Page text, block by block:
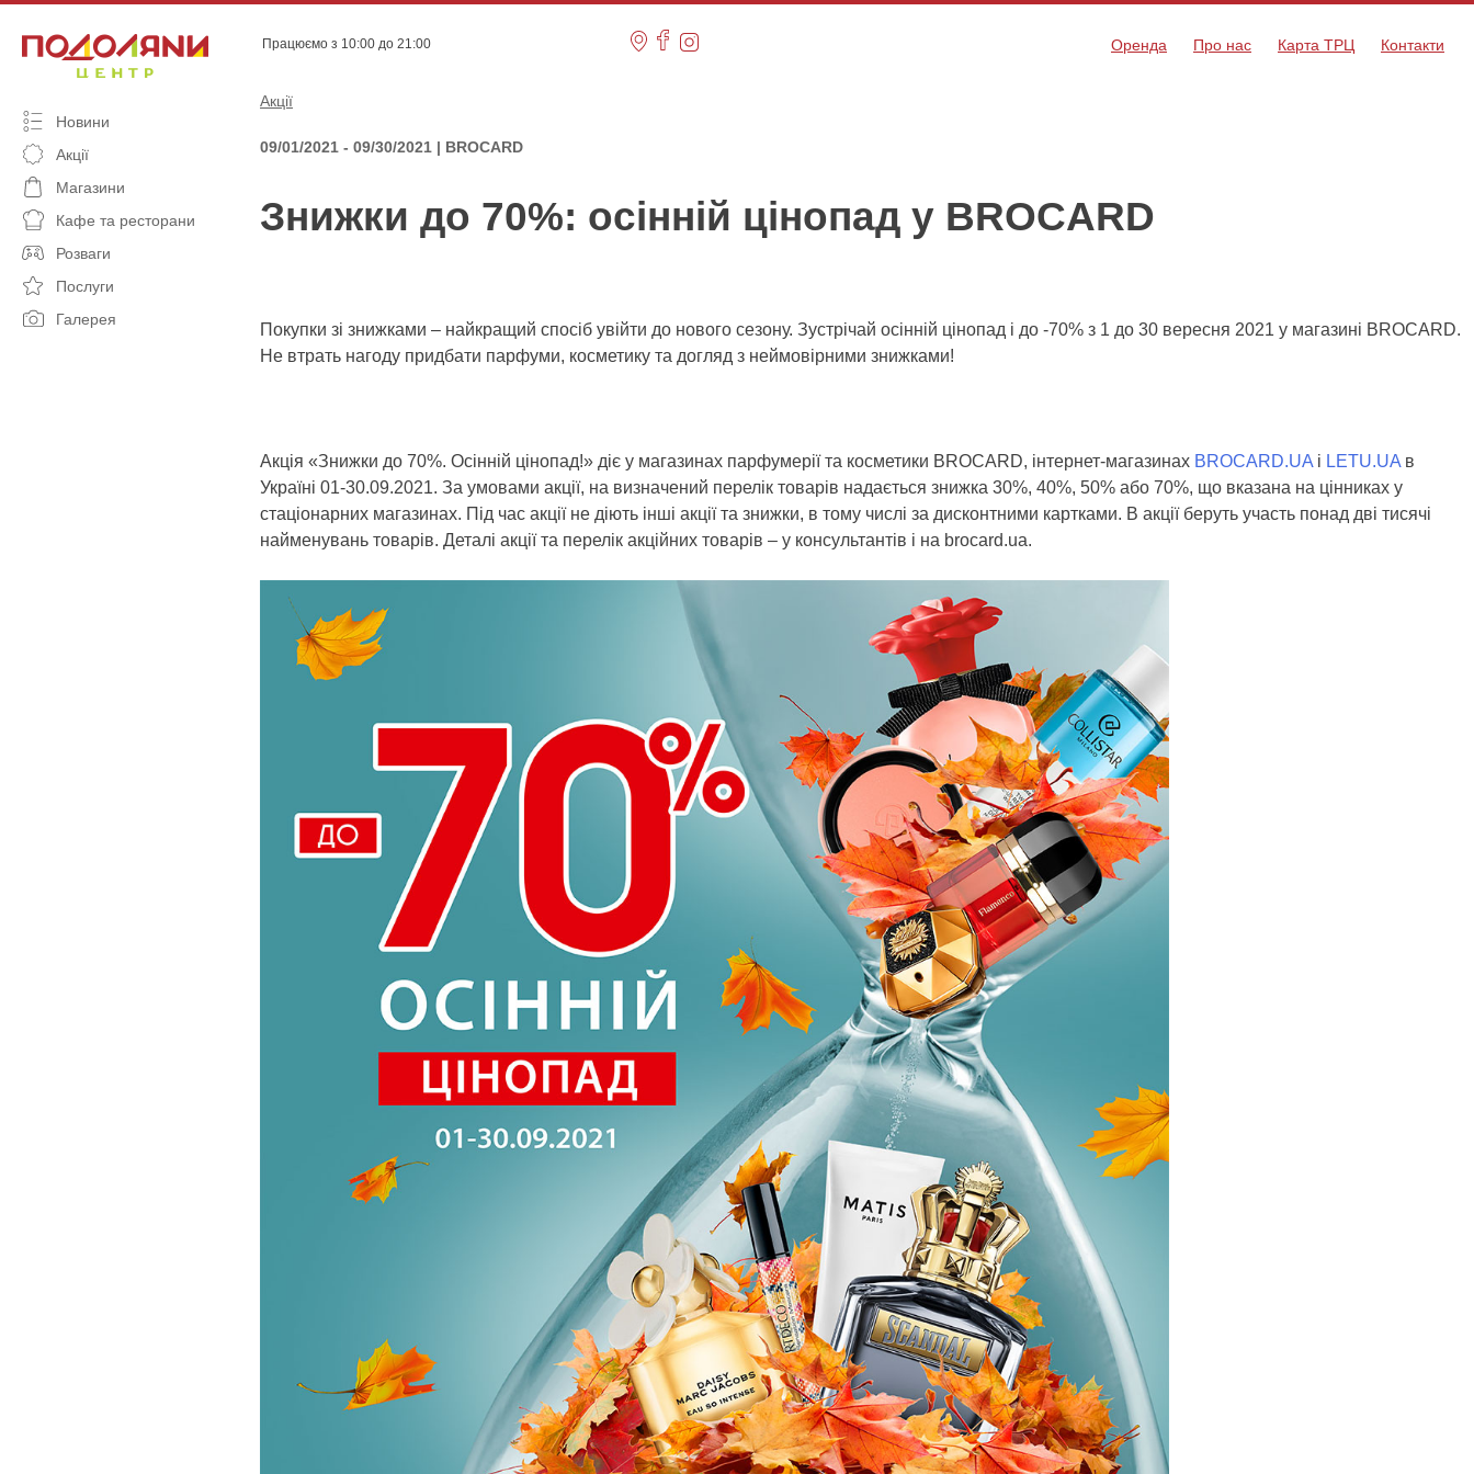
content
Працюємо з 10:00 до 21:00 Оренда Про нас Карта ТРЦ Контакти
Новини
Акції
Магазини
Кафе та ресторани
Розваги
Послуги
Галерея
Акції
09/01/2021 - 09/30/2021 | BROCARD
Знижки до 70%: осінній цінопад у BROCARD
Покупки зі знижками – найкращий спосіб увійти до нового сезону. Зустрічай осінній цінопад і до -70% з 1 до 30 вересня 2021 у магазині BROCARD.
Не втрать нагоду придбати парфуми, косметику та догляд з неймовірними знижками!
Акція «Знижки до 70%. Осінній цінопад!» діє у магазинах парфумерії та косметики BROCARD, інтернет-магазинах BROCARD.UA і LETU.UA в
Україні 01-30.09.2021. За умовами акції, на визначений перелік товарів надається знижка 30%, 40%, 50% або 70%, що вказана на цінниках у
стаціонарних магазинах. Під час акції не діють інші акції та знижки, в тому числі за дисконтними картками. В акції беруть участь понад дві тисячі
найменувань товарів. Деталі акції та перелік акційних товарів – у консультантів і на brocard.ua.